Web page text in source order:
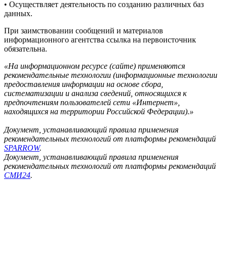
• Осуществляет деятельность по созданию различных баз
данных.
При заимствовании сообщений и материалов
информационного агентства ссылка на первоисточник
обязательна.
«На информационном ресурсе (сайте) применяются
рекомендательные технологии (информационные технологии
предоставления информации на основе сбора,
систематизации и анализа сведений, относящихся к
предпочтениям пользователей сети «Интернет»,
находящихся на территории Российской Федерации).»
Документ, устанавливающий правила применения
рекомендательных технологий от платформы рекомендаций
SPARROW.
Документ, устанавливающий правила применения
рекомендательных технологий от платформы рекомендаций
СМИ24.